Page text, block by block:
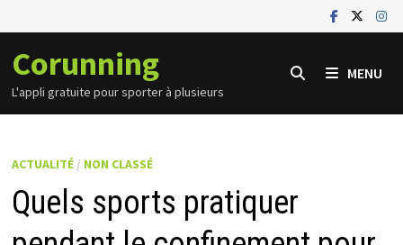
au
contenu
Corunning
L'appli gratuite pour sporter à plusieurs
MENU
ACTUALITÉ / NON CLASSÉ
Quels sports pratiquer